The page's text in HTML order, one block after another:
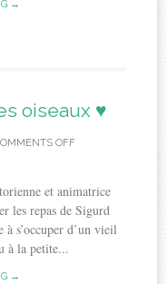
→
oiseaux ♥
OFF
et animatrice
les repas de Sigurd
à s’occuper d’un vieil
à la petite...
→